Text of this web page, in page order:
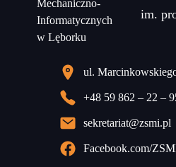
im.
ul.
+48 59 862 – 22 –
sekretariat@zsmi.pl
Facebook.com/